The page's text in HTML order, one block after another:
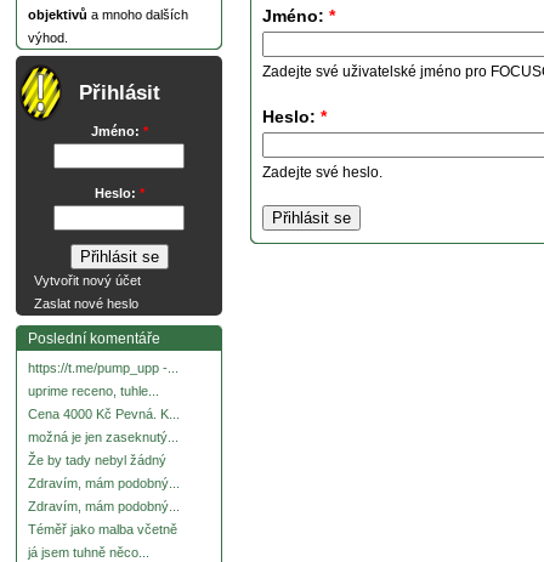
objektivů a mnoho dalších
výhod.
Přihlásit
Jméno: *
Heslo: *
Vytvořit nový účet
Zaslat nové heslo
Poslední komentáře
https://t.me/pump_upp -...
uprime receno, tuhle...
Cena 4000 Kč Pevná. K...
možná je jen zaseknutý...
Že by tady nebyl žádný
Zdravím, mám podobný...
Zdravím, mám podobný...
Téměř jako malba včetně
já jsem tuhně něco...
Jméno: *
Zadejte své uživatelské jméno pro
Heslo: *
Zadejte své heslo.